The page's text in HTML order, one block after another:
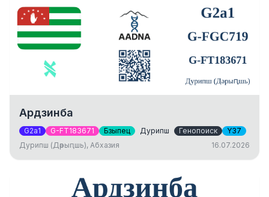
Ардзинба
G2a1 G-FT183671 Бзыпец Дурипш Генопоиск
Y37
Дурипш (Дәрыԥшь), Абхазия
16.07.2026